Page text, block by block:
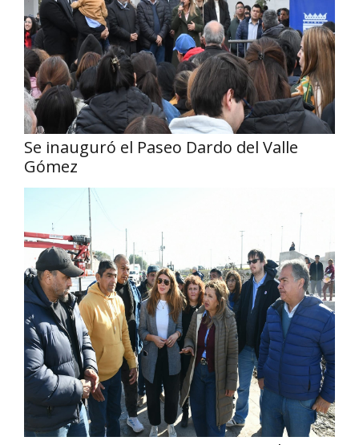
Se inauguró el Paseo Dardo del Valle
Gómez